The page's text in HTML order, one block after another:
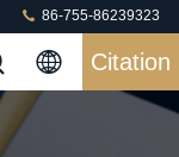
86-755-86239323
Citation